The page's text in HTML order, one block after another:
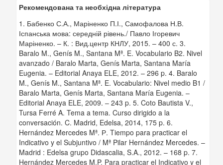
Рекомендована та необхідна література
1. Бабенко С.А., Маріненко П.І., Самофалова Н.В.
Іспанська мова: середній рівень./ Павло Ігоревич
Маріненко. – К. : Вид.центр КНЛУ, 2015. – 400 с. 3.
Baralo M., Genís M., Santana Mª. E. Vocabulario B2. Nivel
avanzado / Baralo Marta, Genís Marta, Santana María
Eugenia. – Editorial Anaya ELE, 2012. – 296 p. 4. Baralo
M., Genís M., Santana Mª. E. Vocabulario: Nivel medio B1 /
Baralo Marta, Genís Marta, Santana María Eugenia. –
Editorial Anaya ELE, 2009. – 243 p. 5. Coto Bautista V.,
Tursa Ferré A. Tema a tema. Curso dirigido a la
conversación. C. Madrid, Edelsa, 2014, 175 p. 6.
Hernández Mercedes Mª. Р. Tiempo para practicar el
Indicativo y el Subjuntivo / Mª Pilar Hernández Mercedes. –
Madrid : Edelsa grupo Didascalia, S.A., 2012. – 168 p. 7.
Hernández Mercedes M.P. Para practicar el Indicativo y el